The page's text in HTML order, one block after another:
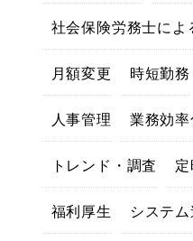
社会保険労務士によ
月額変更 時短勤務
人事管理 業務効
トレンド・調査
福利厚生 システ